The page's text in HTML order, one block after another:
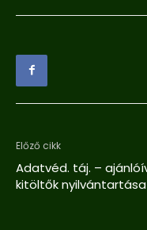
Előző cikk
Adatvéd. táj. –
kitöltők nyilvántartása